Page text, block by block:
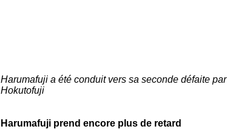
Harumafuji a été conduit vers sa seconde défaite par
Hokutofuji
Harumafuji prend encore plus de retard